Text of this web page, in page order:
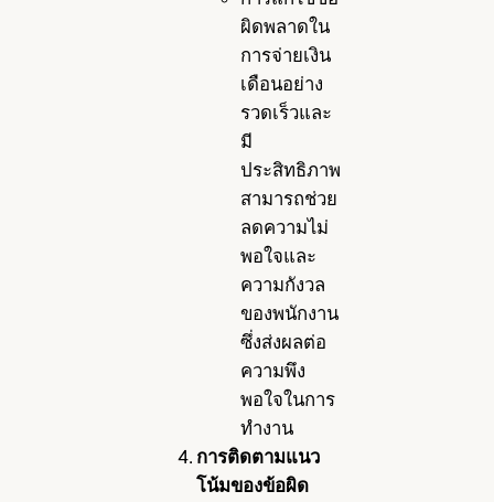
ผิดพลาดใน
การจ่ายเงิน
เดือนอย่าง
รวดเร็วและ
มี
ประสิทธิภาพ
สามารถช่วย
ลดความไม่
พอใจและ
ความกังวล
ของพนักงาน
ซึ่งส่งผลต่อ
ความพึง
พอใจในการ
ทำงาน
การติดตามแนว
โน้มของข้อผิด